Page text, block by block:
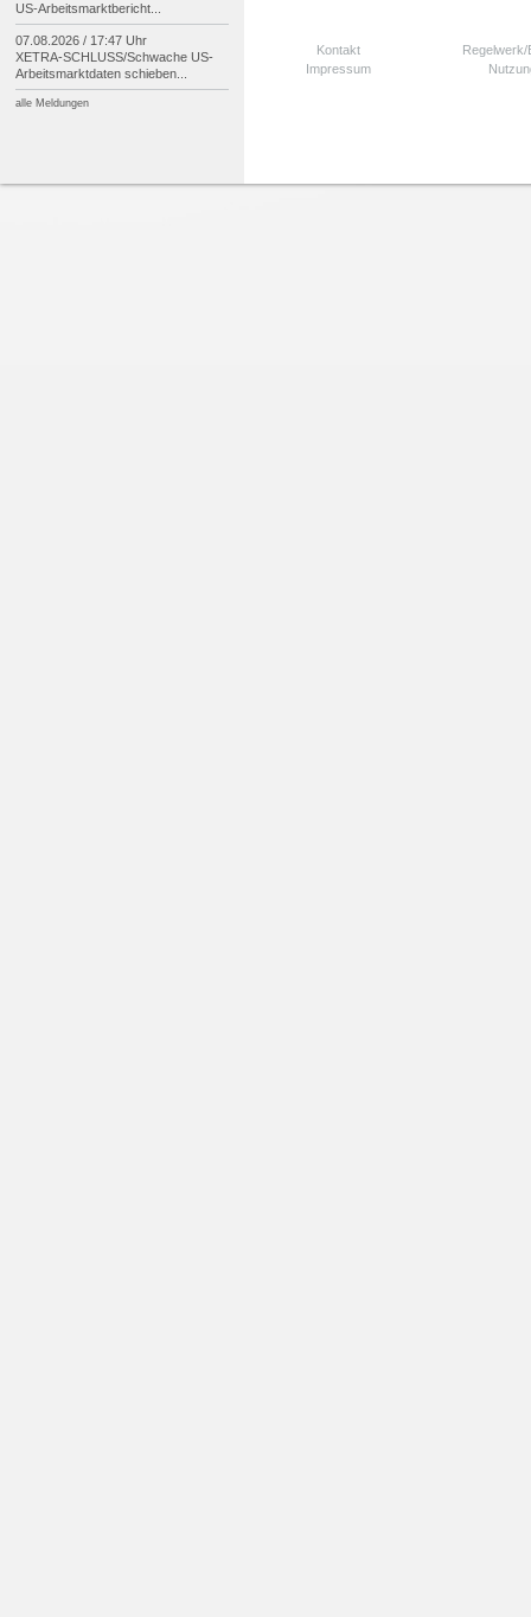
Kontakt
Impressum
US-Arbeitsmarktbericht...
07.08.2026 / 17:47 Uhr
XETRA-SCHLUSS/Schwache US-
Arbeitsmarktdaten schieben...
alle Meldungen